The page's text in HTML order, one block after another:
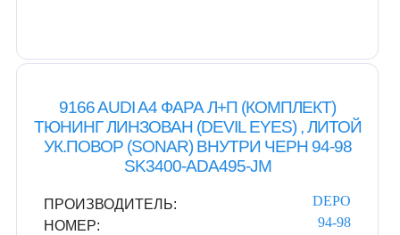
9166 AUDI A4 ФАРА Л+П (КОМПЛЕКТ)
ТЮНИНГ ЛИНЗОВАН (DEVIL EYES) , ЛИТОЙ
УК.ПОВОР (SONAR) ВНУТРИ ЧЕРН 94-98
SK3400-ADA495-JM
ПРОИЗВОДИТЕЛЬ:
DEPO
НОМЕР:
94-98